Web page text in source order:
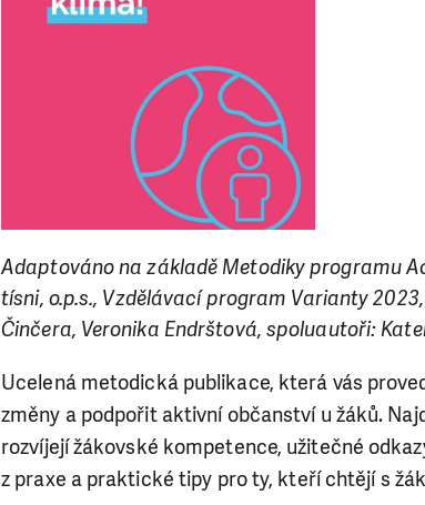
Adaptováno na základě Metodiky programu
tísni, o.p.s., Vzdělávací program Varianty
Činčera, Veronika Endrštová, spoluautoři:
Ucelená metodická publikace, která vás
změny a podpořit aktivní občanství u žáků.
rozvíjejí žákovské kompetence, užitečné
z praxe a praktické tipy pro ty, kteří chtějí s